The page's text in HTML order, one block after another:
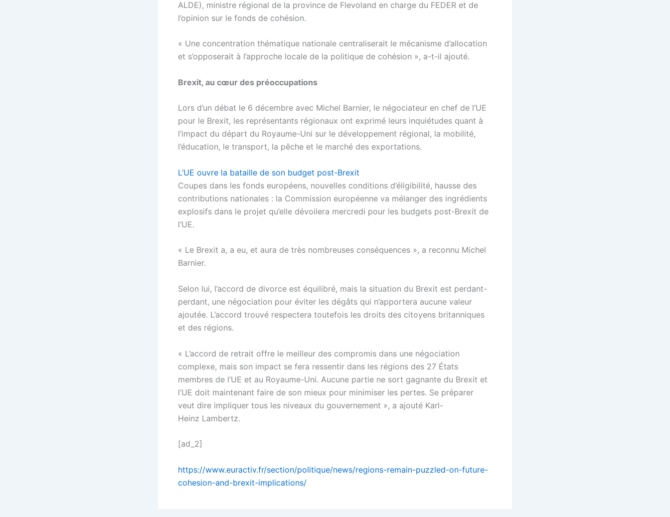
ALDE), ministre régional de la province de Flevoland en charge du FEDER et de
l’opinion sur le fonds de cohésion.
« Une concentration thématique nationale centraliserait le mécanisme d’allocation
et s’opposerait à l’approche locale de la politique de cohésion », a-t-il ajouté.
Brexit, au cœur des préoccupations
Lors d’un débat le 6 décembre avec Michel Barnier, le négociateur en chef de l’UE
pour le Brexit, les représentants régionaux ont exprimé leurs inquiétudes quant à
l’impact du départ du Royaume-Uni sur le développement régional, la mobilité,
l’éducation, le transport, la pêche et le marché des exportations.
L’UE ouvre la bataille de son budget post-Brexit
Coupes dans les fonds européens, nouvelles conditions d’éligibilité, hausse des
contributions nationales : la Commission européenne va mélanger des ingrédients
explosifs dans le projet qu’elle dévoilera mercredi pour les budgets post-Brexit de
l’UE.
« Le Brexit a, a eu, et aura de très nombreuses conséquences », a reconnu Michel
Barnier.
Selon lui, l’accord de divorce est équilibré, mais la situation du Brexit est perdant-
perdant, une négociation pour éviter les dégâts qui n’apportera aucune valeur
ajoutée. L’accord trouvé respectera toutefois les droits des citoyens britanniques
et des régions.
« L’accord de retrait offre le meilleur des compromis dans une négociation
complexe, mais son impact se fera ressentir dans les régions des 27 États
membres de l’UE et au Royaume-Uni. Aucune partie ne sort gagnante du Brexit et
l’UE doit maintenant faire de son mieux pour minimiser les pertes. Se préparer
veut dire impliquer tous les niveaux du gouvernement », a ajouté Karl-
Heinz Lambertz.
[ad_2]
https://www.euractiv.fr/section/politique/news/regions-remain-puzzled-on-future-
cohesion-and-brexit-implications/